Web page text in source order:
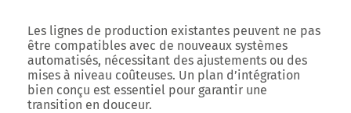
Les lignes de production existantes peuvent ne pas
être compatibles avec de nouveaux systèmes
automatisés, nécessitant des ajustements ou des
mises à niveau coûteuses. Un plan d’intégration
bien conçu est essentiel pour garantir une
transition en douceur.